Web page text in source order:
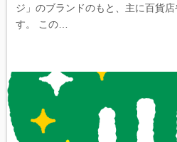
ジ」のブランドのもと、主に百貨
す。 この…